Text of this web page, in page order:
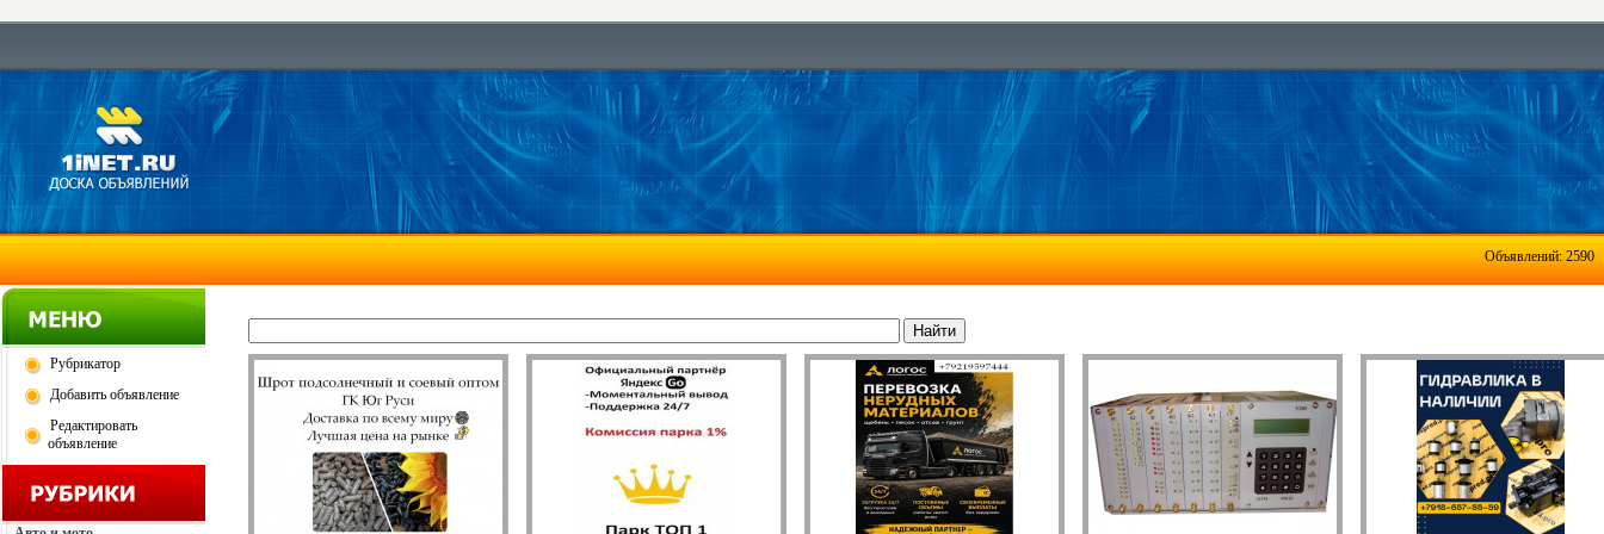
Объявлений: 2590
Рубрикатор
Добавить объявление
Редактировать
объявление